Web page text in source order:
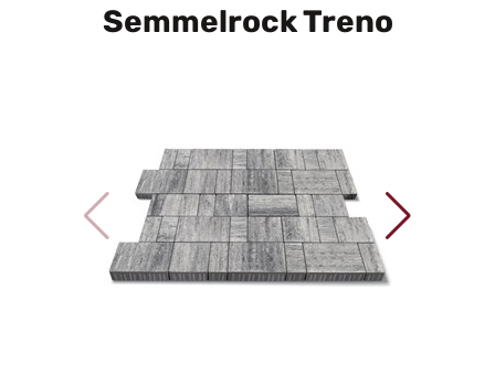
Semmelrock Treno